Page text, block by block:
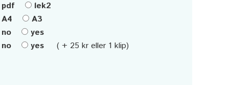
pdf
lek2
A4
A3
no
yes
no
yes ( + 25 kr eller 1 klip)